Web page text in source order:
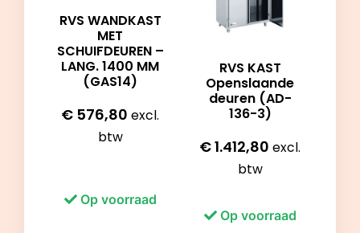
RVS WANDKAST
MET
SCHUIFDEUREN –
LANG. 1400 MM
(GAS14)
€ 576,80 excl.
btw
Op voorraad
RVS KAST
Openslaande
deuren (AD-
136-3)
€1.412,80 excl.
btw
Op voorraad